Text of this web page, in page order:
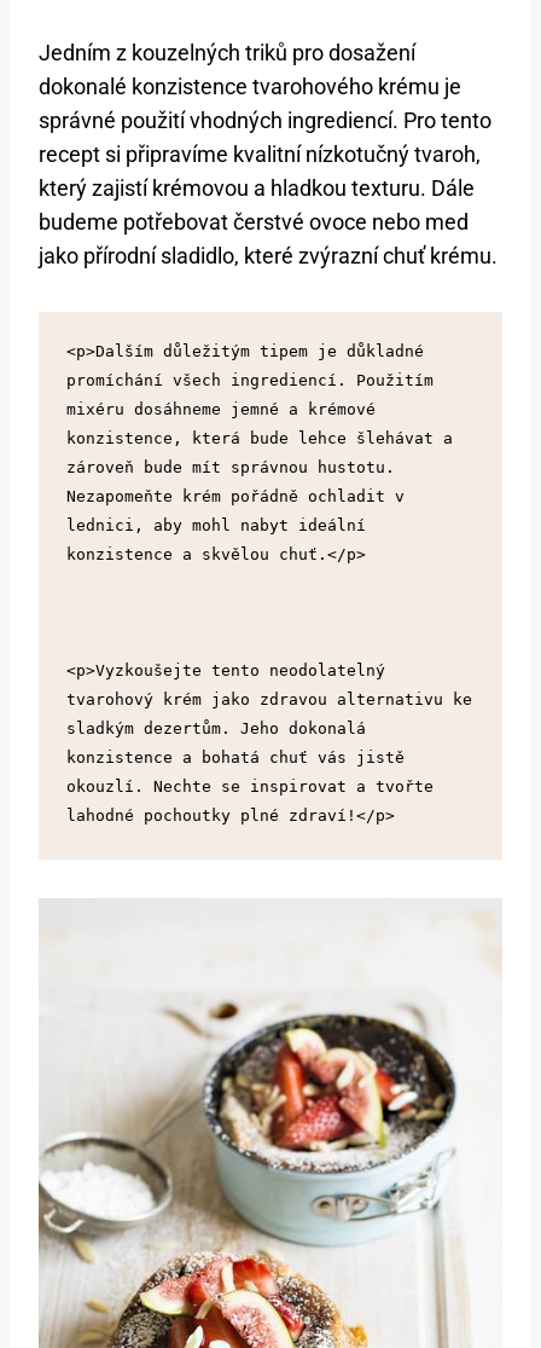
Jedním z kouzelných triků pro dosažení
dokonalé konzistence tvarohového krému je
správné použití vhodných ingrediencí. Pro tento
recept si připravíme kvalitní nízkotučný tvaroh,
který zajistí krémovou a hladkou texturu. Dále
budeme potřebovat čerstvé ovoce nebo med
jako přírodní sladidlo, které zvýrazní chuť krému.
<p>Dalším důležitým tipem je důkladné
promíchání všech ingrediencí. Použitím
mixéru dosáhneme jemné a krémové
konzistence, která bude lehce šlehávat a
zároveň bude mít správnou hustotu.
Nezapomeňte krém pořádně ochladit v
lednici, aby mohl nabyt ideální
konzistence a skvělou chuť.</p>
<p>Vyzkoušejte tento neodolatelný
tvarohový krém jako zdravou alternativu ke
sladkým dezertům. Jeho dokonalá
konzistence a bohatá chuť vás jistě
okouzlí. Nechte se inspirovat a tvořte
lahodné pochoutky plné zdraví!</p>